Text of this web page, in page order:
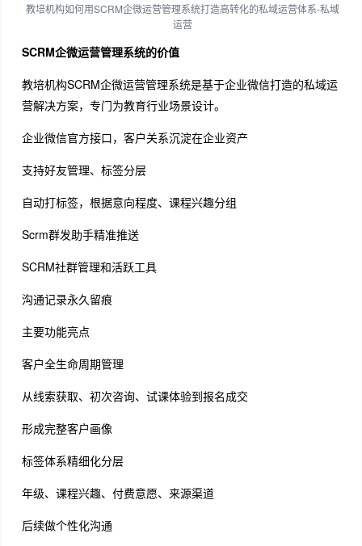
教培机构如何用SCRM企微运营管理系统打造高转化的私域运营体系-私域
运营
SCRM企微运营管理系统的价值
教培机构SCRM企微运营管理系统是基于企业微信打造的私域运
营解决方案，专门为教育行业场景设计。
企业微信官方接口，客户关系沉淀在企业资产
支持好友管理、标签分层
自动打标签，根据意向程度、课程兴趣分组
Scrm群发助手精准推送
SCRM社群管理和活跃工具
沟通记录永久留痕
主要功能亮点
客户全生命周期管理
从线索获取、初次咨询、试课体验到报名成交
形成完整客户画像
标签体系精细化分层
年级、课程兴趣、付费意愿、来源渠道
后续做个性化沟通